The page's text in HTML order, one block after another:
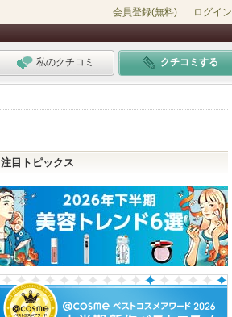
会員登録(無料) ログイン
私のクチコミ クチコミする
注目トピックス